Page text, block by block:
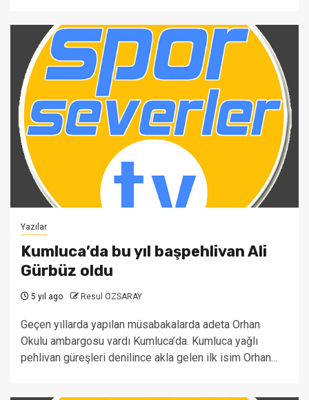
Yazılar
Kumluca’da bu yıl başpehlivan Ali
Gürbüz oldu
5 yıl ago Resul ÖZSARAY
Geçen yıllarda yapılan müsabakalarda adeta Orhan
Okulu ambargosu vardı Kumluca’da. Kumluca yağlı
pehlivan güreşleri denilince akla gelen ilk isim Orhan...